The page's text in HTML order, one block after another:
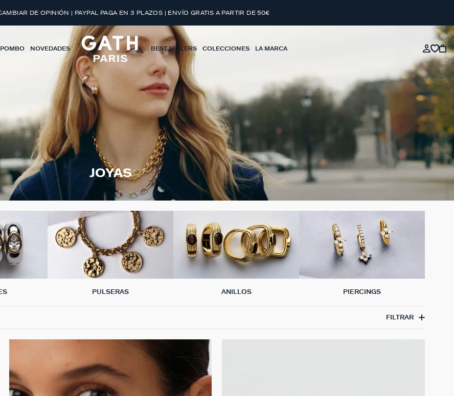
DE OPINIÓN | PAYPAL PAGA EN 3 PLAZOS | ENVÍO GRATIS A PARTIR DE 50€
NOVEDADES BEST SELLERS COLECCIONES LA MARCA
JOYAS
PULSERAS ANILLOS PIERCINGS
FILTRAR